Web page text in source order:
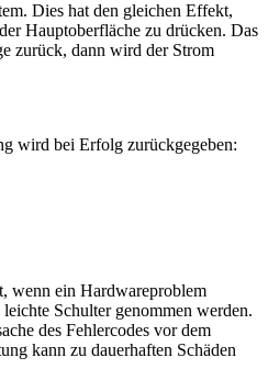
Dies hat den gleichen Effekt,
Hauptoberfläche zu drücken. Das
zurück, dann wird der Strom
wird bei Erfolg zurückgegeben:
wenn ein Hardwareproblem
Schulter genommen werden.
des Fehlercodes vor dem
kann zu dauerhaften Schäden